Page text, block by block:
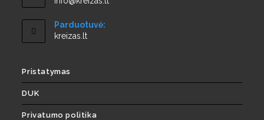
Parduotuvė:
kreizas.lt
Pristatymas
DUK
Privatumo politika